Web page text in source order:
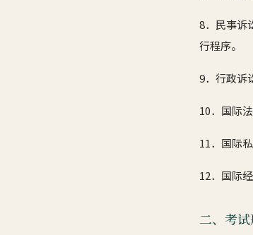
8．民事诉
行程序。
9．行政诉
10．国际
11．国际
12．国际
二、考